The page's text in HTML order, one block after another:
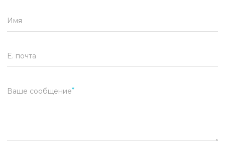
Имя
E. почта
Ваше сообщение